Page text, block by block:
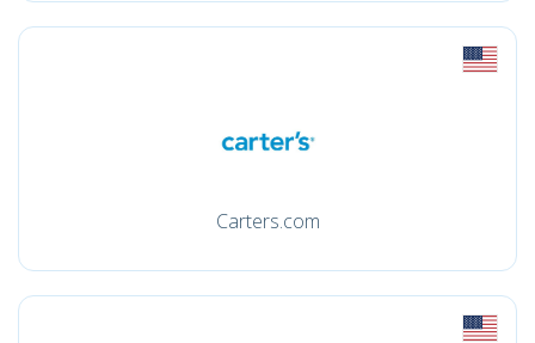
Carters.com